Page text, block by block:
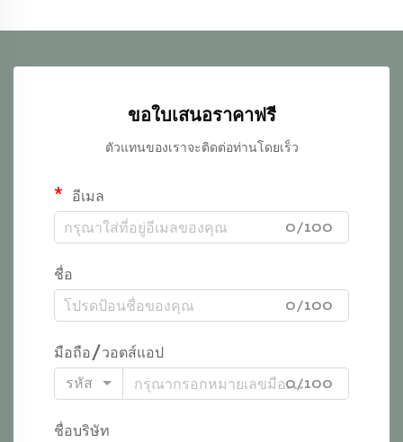
ขอใบเสนอราคาฟรี
ตัวแทนของเราจะติดต่อท่านโดยเร็ว
อีเมล
0/100
ชื่อ
0/100
มือถือ/วอตส์แอป
รหัส
0/100
ชื่อบริษัท